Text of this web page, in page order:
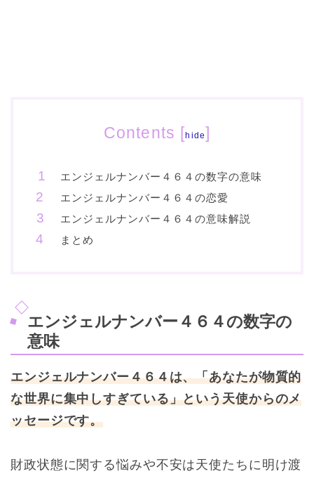
Contents [hide]
エンジェルナンバー４６４の数字の意味
エンジェルナンバー４６４の恋愛
エンジェルナンバー４６４の意味解説
まとめ
エンジェルナンバー４６４の数字の
意味
エンジェルナンバー４６４は、「あなたが物質的
な世界に集中しすぎている」という天使からのメ
ッセージです。
財政状態に関する悩みや不安は天使たちに明け渡